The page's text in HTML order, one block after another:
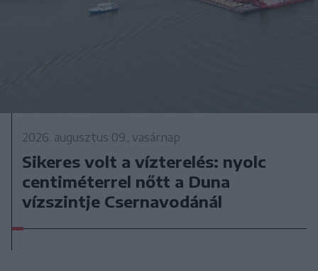
2026. augusztus 09., vasárnap
Sikeres volt a vízterelés: nyolc
centiméterrel nőtt a Duna
vízszintje Csernavodánál